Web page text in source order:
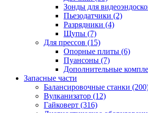
Зонды для
Пьезодатчики (2)
Разрядники (4)
Щупы (7)
Для прессов (15)
Опорные плиты (6)
Пуансоны (7)
Дополнительные
Запасные части
Балансировочные станки
Вулканизатор (12)
Гайковерт (316)